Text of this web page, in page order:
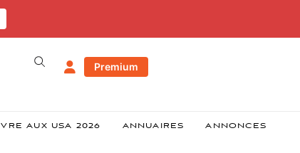
Premium
AUX USA 2026 ANNUAIRES ANNONCES